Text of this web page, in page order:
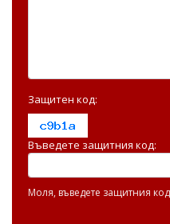
Защитен код:
Въведете защитния код:
Моля, въведете защитния код